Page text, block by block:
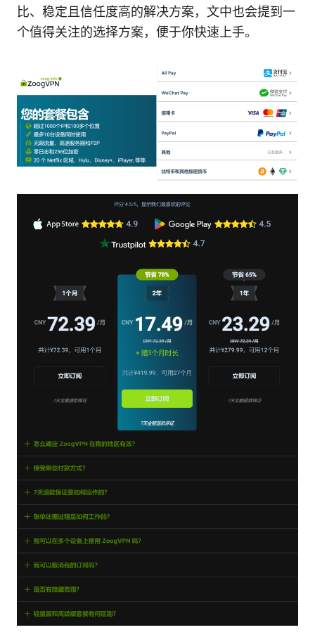
比、稳定且信任度高的解决方案，文中也会提到一
个值得关注的选择方案，便于你快速上手。